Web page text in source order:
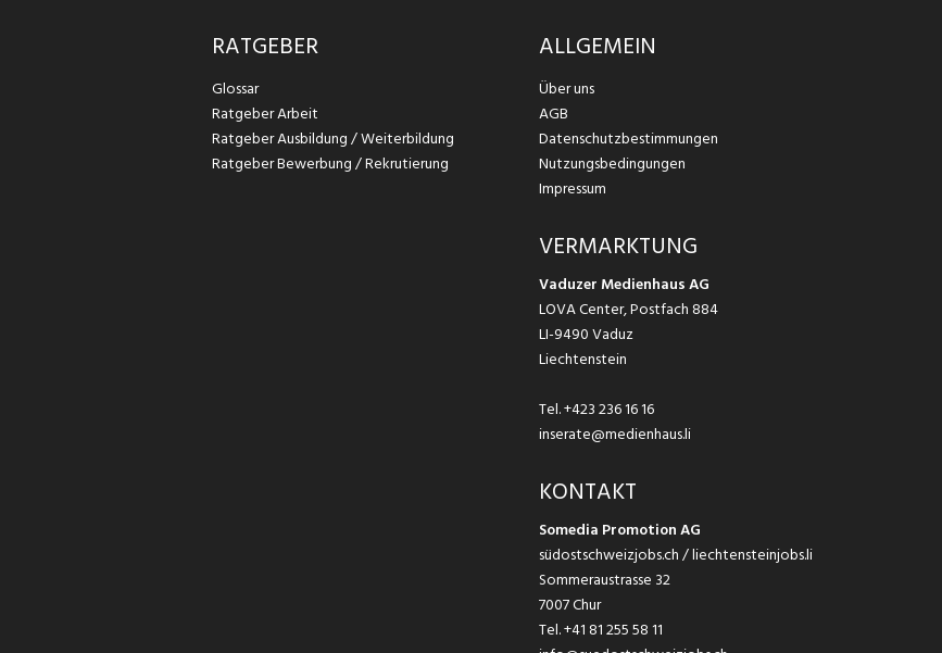
RATGEBER
Glossar
Ratgeber Arbeit
Ratgeber Ausbildung / Weiterbildung
Ratgeber Bewerbung / Rekrutierung
ALLGEMEIN
Über uns
AGB
Datenschutzbestimmungen
Nutzungsbedingungen
Impressum
VERMARKTUNG
Vaduzer Medienhaus AG
LOVA Center, Postfach 884
LI-9490 Vaduz
Liechtenstein
Tel.+423 236 16 16
inserate@medienhaus.li
KONTAKT
Somedia Promotion AG
südostschweizjobs.ch / liechtensteinjobs.li
Sommeraustrasse 32
7007 Chur
Tel.+41 81 255 58 11